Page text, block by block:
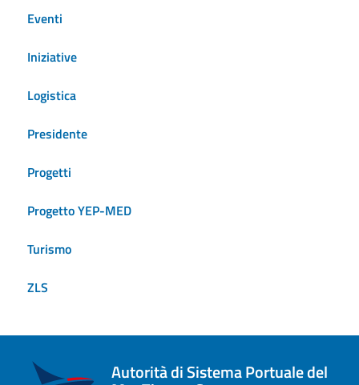
Eventi
Iniziative
Logistica
Presidente
Progetti
Progetto YEP-MED
Turismo
ZLS
Autorità di Sistema Portuale del